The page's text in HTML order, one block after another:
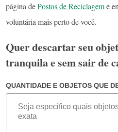
página dePostos de Reciclageme
voluntária mais perto de você.
Quer descartar seu
tranquila e sem sair de
QUANTIDADE E OBJETOS QUE